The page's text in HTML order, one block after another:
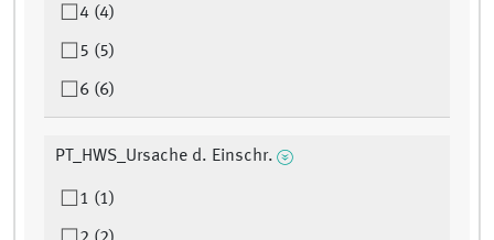
4 (4)
5 (5)
6 (6)
PT_HWS_Ursache d. Einschr.
1 (1)